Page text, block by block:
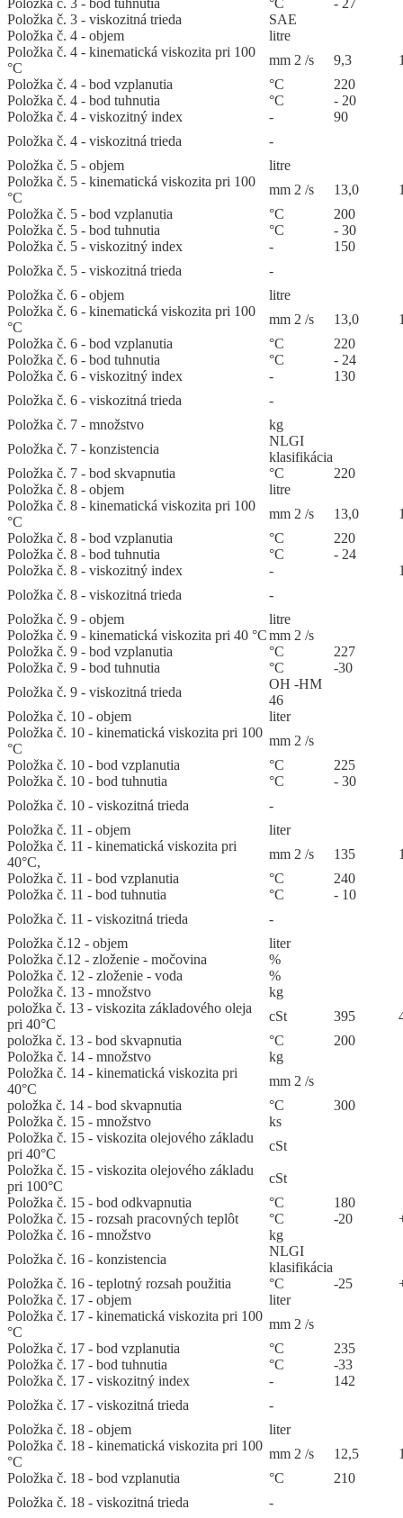
Položka č. 3 - bod tuhnutia °C
- 27
Položka č. 3 - viskozitná trieda
SAE
Položka č. 4 - objem
litre
Položka č. 4 - kinematická viskozita pri 100
°C
mm 2 /s 9,3
Položka č. 4 - bod vzplanutia
°C
220
Položka č. 4 - bod tuhnutia
°C
- 20
Položka č. 4 - viskozitný index
-
90
Položka č. 4 - viskozitná trieda
-
Položka č. 5 - objem
litre
Položka č. 5 - kinematická viskozita pri 100
°C
mm 2 /s 13,0
Položka č. 5 - bod vzplanutia
°C
200
Položka č. 5 - bod tuhnutia
°C
- 30
Položka č. 5 - viskozitný index
-
150
Položka č. 5 - viskozitná trieda
-
Položka č. 6 - objem
litre
Položka č. 6 - kinematická viskozita pri 100
°C
mm 2 /s 13,0
Položka č. 6 - bod vzplanutia
°C
220
Položka č. 6 - bod tuhnutia
°C
- 24
Položka č. 6 - viskozitný index
-
130
Položka č. 6 - viskozitná trieda
-
Položka č. 7 - množstvo
kg
Položka č. 7 - konzistencia
NLGI
klasifikácia
Položka č. 7 - bod skvapnutia
°C
220
Položka č. 8 - objem
litre
Položka č. 8 - kinematická viskozita pri 100
°C
mm 2 /s 13,0
Položka č. 8 - bod vzplanutia
°C
220
Položka č. 8 - bod tuhnutia
°C
- 24
Položka č. 8 - viskozitný index
-
Položka č. 8 - viskozitná trieda
-
Položka č. 9 - objem
litre
Položka č. 9 - kinematická viskozita pri 40 °Cmm 2 /s
Položka č. 9 - bod vzplanutia
°C
227
Položka č. 9 - bod tuhnutia
°C
-30
Položka č. 9 - viskozitná trieda
OH -HM
46
Položka č. 10 - objem
liter
Položka č. 10 - kinematická viskozita pri 100
°C
mm 2 /s
Položka č. 10 - bod vzplanutia
°C
225
Položka č. 10 - bod tuhnutia
°C
- 30
Položka č. 10 - viskozitná trieda
-
Položka č. 11 - objem
liter
Položka č. 11 - kinematická viskozita pri
40°C,
mm 2 /s 135
Položka č. 11 - bod vzplanutia
°C
240
Položka č. 11 - bod tuhnutia
°C
- 10
Položka č. 11 - viskozitná trieda
-
Položka č.12 - objem
liter
Položka č.12 - zloženie - močovina
%
Položka č. 12 - zloženie - voda
%
Položka č. 13 - množstvo
kg
položka č. 13 - viskozita základového oleja
pri 40°C
cSt 395
položka č. 13 - bod skvapnutia
°C
200
Položka č. 14 - množstvo
kg
Položka č. 14 - kinematická viskozita pri
40°C
mm 2 /s
položka č. 14 - bod skvapnutia
°C
300
Položka č. 15 - množstvo
ks
Položka č. 15 - viskozita olejového základu
pri 40°C
cSt
Položka č. 15 - viskozita olejového základu
pri 100°C
cSt
Položka č. 15 - bod odkvapnutia
°C
180
Položka č. 15 - rozsah pracovných teplôt
°C -20
Položka č. 16 - množstvo
kg
Položka č. 16 - konzistencia
NLGI
klasifikácia
Položka č. 16 - teplotný rozsah použitia
°C -25
Položka č. 17 - objem
liter
Položka č. 17 - kinematická viskozita pri 100
°C
mm 2 /s
Položka č. 17 - bod vzplanutia
°C
235
Položka č. 17 - bod tuhnutia
°C
-33
Položka č. 17 - viskozitný index
-
142
Položka č. 17 - viskozitná trieda
-
Položka č. 18 - objem
liter
Položka č. 18 - kinematická viskozita pri 100
°C
mm 2 /s 12,5
Položka č. 18 - bod vzplanutia
°C
210
Položka č. 18 - viskozitná trieda
-